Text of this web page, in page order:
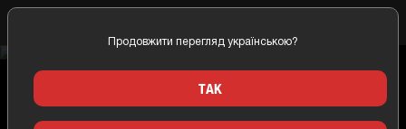
Подборка 10 лучших фильмов о квестах.
Продовжити перегляд українською?
ТАК